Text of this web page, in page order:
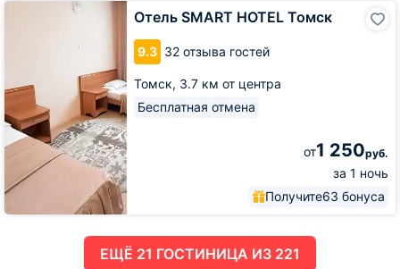
Отель SMART HOTEL Томск
9.3 32 отзыва гостей
Томск, 3.7 км от центра
Бесплатная отмена
от1 250руб.
за 1 ночь
Получите63 бонуса
Отель
ЕЩË 21 ГОСТИНИЦА ИЗ 221